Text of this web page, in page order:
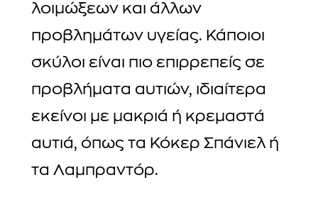
λοιμώξεων και άλλων
προβλημάτων υγείας. Κάποιοι
σκύλοι είναι πιο επιρρεπείς σε
προβλήματα αυτιών, ιδιαίτερα
εκείνοι με μακριά ή κρεμαστά
αυτιά, όπως τα Κόκερ Σπάνιελ ή
τα Λαμπραντόρ.